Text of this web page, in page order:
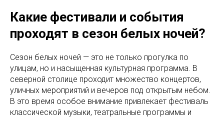
Какие фестивали и события
проходят в сезон белых ночей?
Сезон белых ночей — это не только прогулка по
улицам, но и насыщенная культурная программа. В
северной столице проходит множество концертов,
уличных мероприятий и вечеров под открытым небом.
В это время особое внимание привлекает фестиваль
классической музыки, театральные программы и